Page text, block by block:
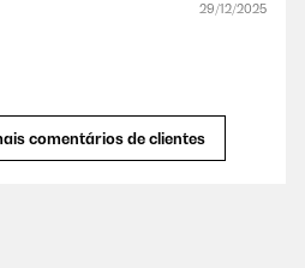
29/12/2025
comentários de clientes